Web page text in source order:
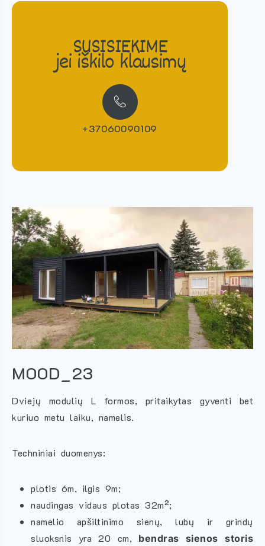
SUSISIEKIME
jei iškilo klausimų
+37060090109
MOOD_23
Dviejų modulių L formos, pritaikytas gyventi bet
kuriuo metu laiku, namelis.
Techniniai duomenys:
plotis 6m, ilgis 9m;
naudingas vidaus plotas 32m²;
namelio apšiltinimo sienų, lubų ir grindų
sluoksnis yra 20 cm, bendras sienos storis